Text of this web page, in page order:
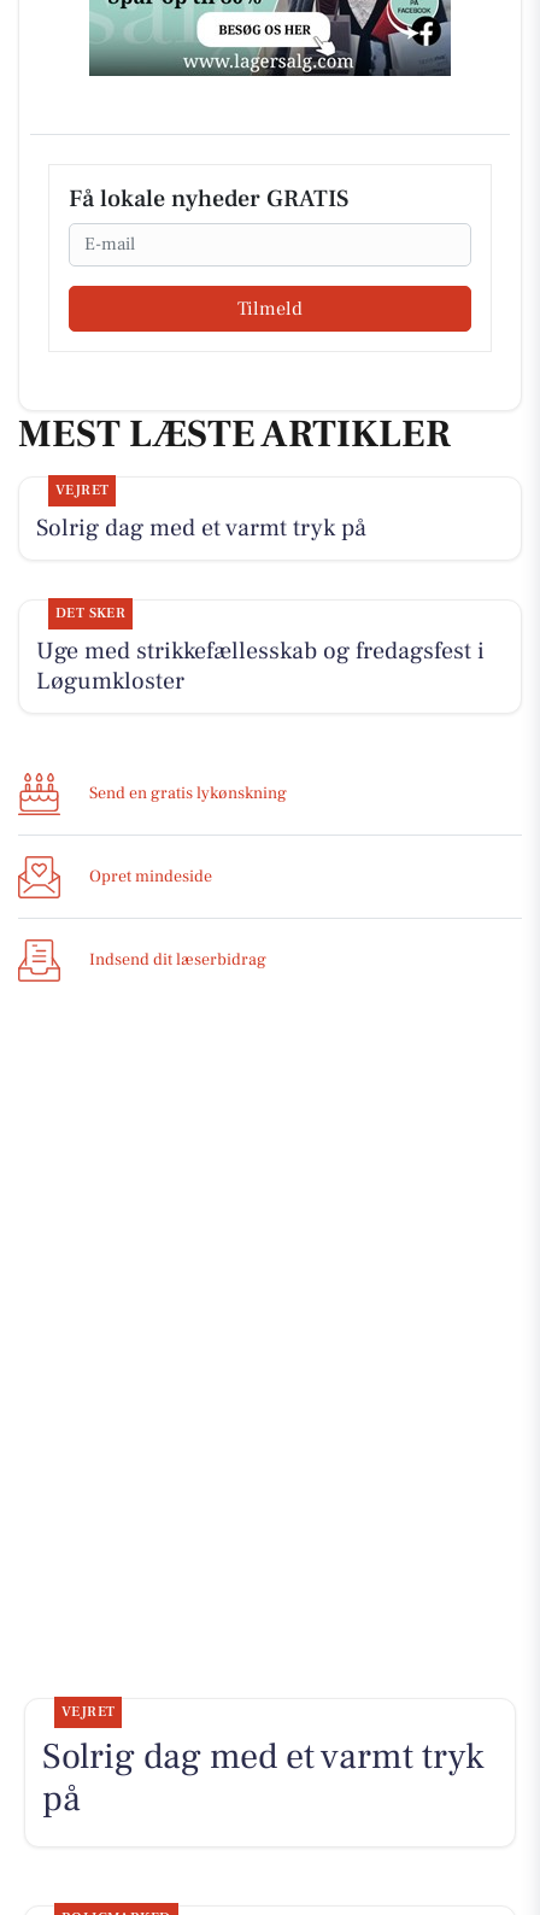
Få lokale nyheder GRATIS
Email
Tilmeld
MEST LÆSTE ARTIKLER
VEJRET
Solrig dag med et varmt tryk på
DET SKER
Uge med strikkefællesskab og fredagsfest i
Løgumkloster
Send en gratis lykønskning
Opret mindeside
Indsend dit læserbidrag
VEJRET
Solrig dag med et varmt tryk
på